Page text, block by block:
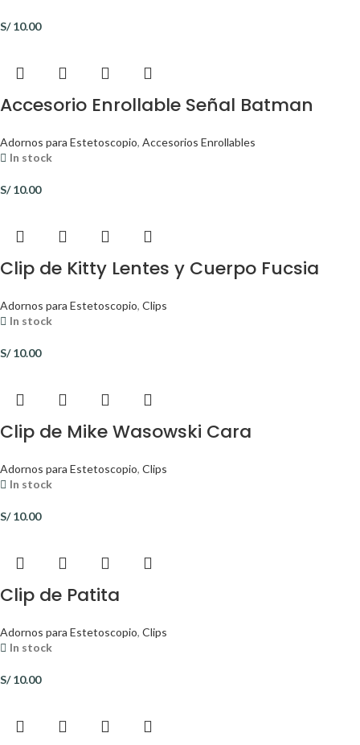
S/10.00
Accesorio Enrollable Señal Batman
Adornos para Estetoscopio, Accesorios Enrollables
In stock
S/10.00
Clip de Kitty Lentes y Cuerpo Fucsia
Adornos para Estetoscopio, Clips
In stock
S/10.00
Clip de Mike Wasowski Cara
Adornos para Estetoscopio, Clips
In stock
S/10.00
Clip de Patita
Adornos para Estetoscopio, Clips
In stock
S/10.00